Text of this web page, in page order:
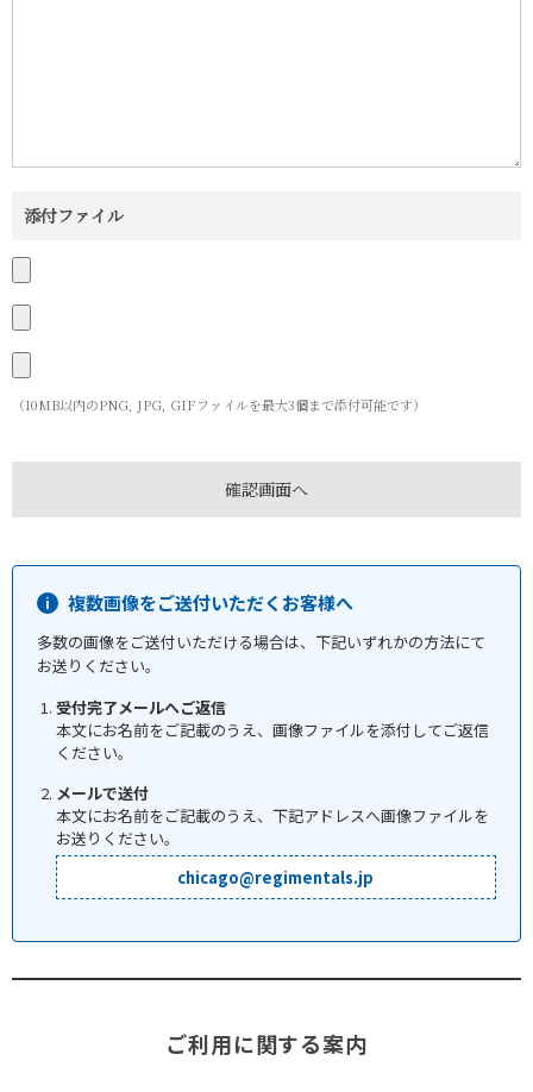
添付ファイル
（10MB以内のPNG, JPG, GIFファイルを最大3個まで添付可能です）
複数画像をご送付いただくお客様へ
多数の画像をご送付いただける場合は、下記いずれかの方法にて
お送りください。
受付完了メールへご返信
本文にお名前をご記載のうえ、画像ファイルを添付してご返信
ください。
メールで送付
本文にお名前をご記載のうえ、下記アドレスへ画像ファイルを
お送りください。
chicago@regimentals.jp
ご利用に関する案内